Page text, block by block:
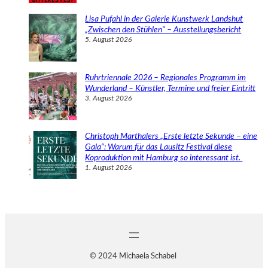
Lisa Pufahl in der Galerie Kunstwerk Landshut
„Zwischen den Stühlen“ – Ausstellungsbericht
5. August 2026
Ruhrtriennale 2026 – Regionales Programm im
Wunderland – Künstler, Termine und freier Eintritt
3. August 2026
Christoph Marthalers „Erste letzte Sekunde – eine
Gala“: Warum für das Lausitz Festival diese
Koproduktion mit Hamburg so interessant ist.
1. August 2026
© 2024 Michaela Schabel